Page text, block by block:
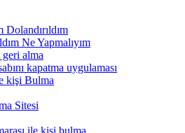
Ne Yapmalıyım
geri alma
kapatma uygulaması
kişi Bulma
Sitesi
ile kişi bulma